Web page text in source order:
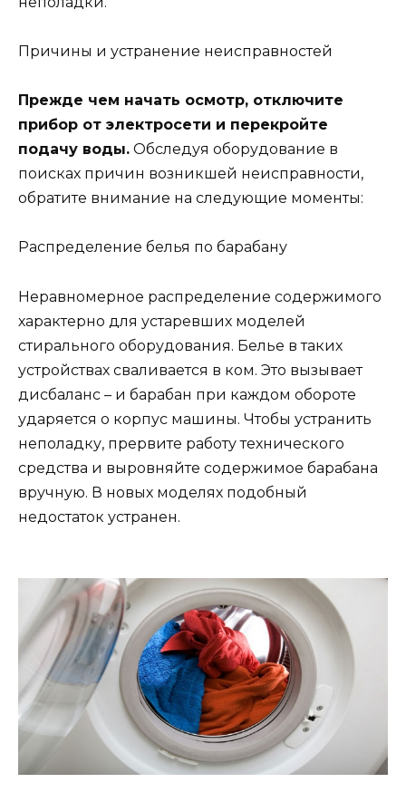
Причины и устранение неисправностей
Прежде чем начать осмотр, отключите
прибор от электросети и перекройте
подачу воды. Обследуя оборудование в
поисках причин возникшей неисправности,
обратите внимание на следующие моменты:
Распределение белья по барабану
Неравномерное распределение содержимого
характерно для устаревших моделей
стирального оборудования. Белье в таких
устройствах сваливается в ком. Это вызывает
дисбаланс – и барабан при каждом обороте
ударяется о корпус машины. Чтобы устранить
неполадку, прервите работу технического
средства и выровняйте содержимое барабана
вручную. В новых моделях подобный
недостаток устранен.